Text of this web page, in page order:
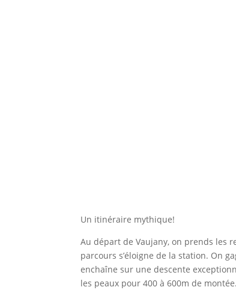
Un itinéraire mythique!
Au départ de Vaujany, on prends les
parcours s’éloigne de la station. On
enchaîne sur une descente
les peaux pour 400 à 600m de